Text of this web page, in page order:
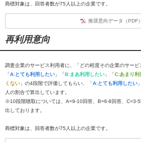
商標対象は、回答者数が75人以上の企業です。
推奨意向データ（PDF）
再利用意向
調査企業のサービス利用者に、「どの程度その企業のサー
「A:とても利用したい 」「B:まあ利用したい 」「C:あまり利
くない 」の4段階で評価してもらい、「A:とても利用したい
人の割合で算出しています。
※10段階聴取については、A=9-10回答、B=6-8回答、C=3-
出しております。
商標対象は、回答者数が75人以上の企業です。